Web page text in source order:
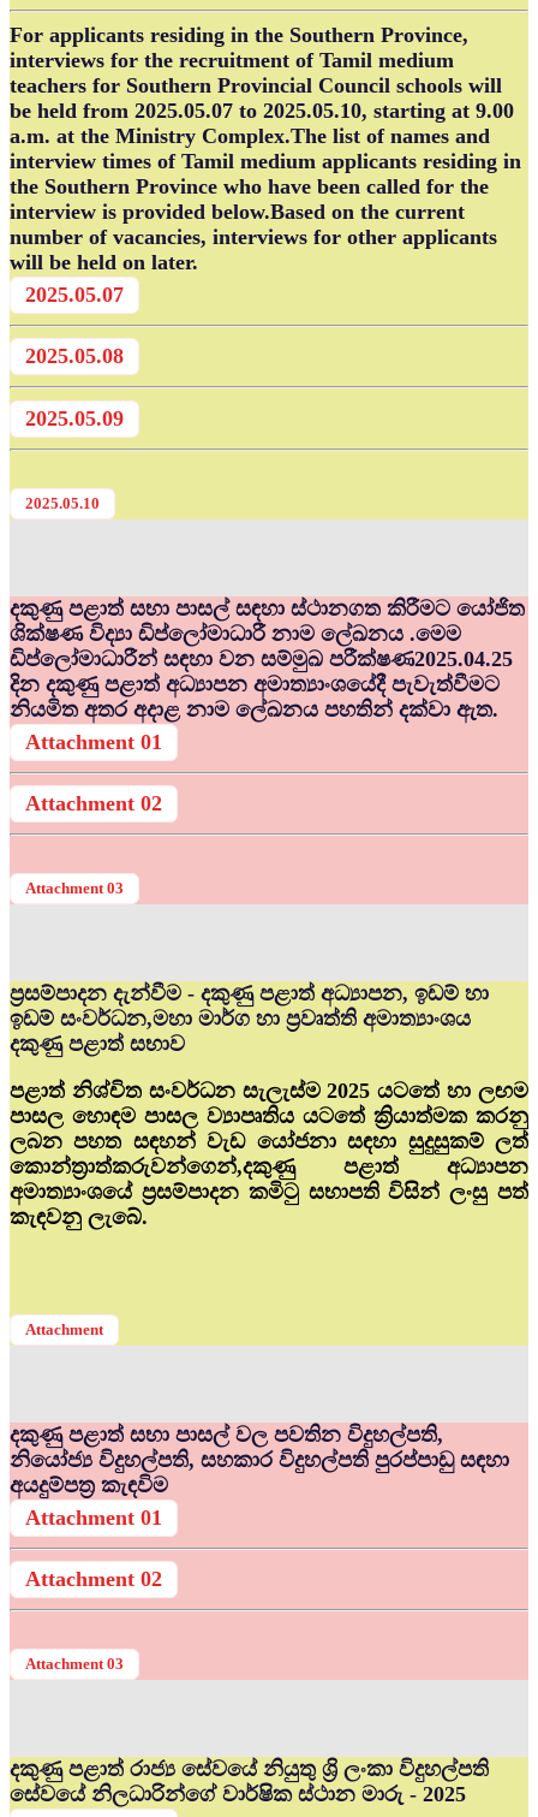
For applicants residing in the Southern Province,
interviews for the recruitment of Tamil medium
teachers for Southern Provincial Council schools will
be held from 2025.05.07 to 2025.05.10, starting at 9.00
a.m. at the Ministry Complex.The list of names and
interview times of Tamil medium applicants residing in
the Southern Province who have been called for the
interview is provided below.Based on the current
number of vacancies, interviews for other applicants
will be held on later.
2025.05.07
2025.05.08
2025.05.09
2025.05.10
දකුණු පළාත් සභා පාසල් සඳහා ස්ථානගත කිරීමට යෝජිත
ශික්ෂණ විද්‍යා ඩිප්ලෝමාධාරී නාම ලේඛනය .මෙම
ඩිප්ලෝමාධාරීන් සඳහා වන සම්මුඛ පරීක්ෂණ2025.04.25
දින දකුණු පළාත් අධ්‍යාපන අමාත්‍යාංශයේදී පැවැත්වීමට
නියමිත අතර අදාළ නාම ලේඛනය පහතින් දක්වා ඇත.
Attachment 01
Attachment 02
Attachment 03
ප්‍රසම්පාදන දැන්වීම - දකුණු පළාත් අධ්‍යාපන, ඉඩම් හා
ඉඩම් සංවර්ධන,මහා මාර්ග හා ප්‍රවෘත්ති අමාත්‍යාංශය
දකුණු පළාත් සභාව
පළාත් නිශ්චිත සංවර්ධන සැලැස්ම 2025 යටතේ හා ලඟම
පාසල හොඳම පාසල ව්‍යාපෘතිය යටතේ ක්‍රියාත්මක කරනු
ලබන පහත සඳහන් වැඩ යෝජනා සඳහා සුදුසුකම් ලත්
කොන්ත්‍රාත්කරුවන්ගෙන්,දකුණු පළාත් අධ්‍යාපන
අමාත්‍යාංශයේ ප්‍රසම්පාදන කමිටු සභාපති විසින් ලංසු පත්
කැඳවනු ලැබේ.
Attachment
දකුණු පළාත් සභා පාසල් වල පවතින විදුහල්පති,
නියෝජ්‍ය විදුහල්පති, සහකාර විදුහල්පති පුරප්පාඩු සඳහා
අයදුම්පත්‍ර කැඳවිම
Attachment 01
Attachment 02
Attachment 03
දකුණු පළාත් රාජ්‍ය සේවයේ නියුතු ශ්‍රි ලංකා විදුහල්පති
සේවයේ නිලධාරින්ගේ වාර්ෂික ස්ථාන මාරු - 2025